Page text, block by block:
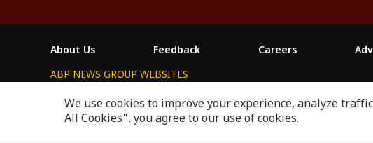
About Us Feedback Careers
ABP NEWS GROUP WEBSITES
ABP Network
ABP Live ABP न्यूज़ ABP আনন্দ ABP माझा ABP
This website follows theDNPA Code of Ethics.
We use cookies to improve your experience, analyze
All Cookies", you agree to our use of cookies.